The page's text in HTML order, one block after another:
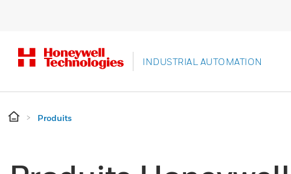
INDUSTRIAL AUTOMATION
Produits